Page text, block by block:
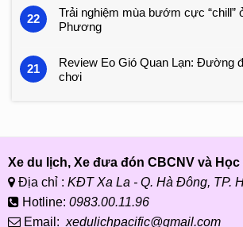
22
Trải nghiệm mùa bướm cực “chill”
Phương
21
Review Eo Gió Quan Lạn: Đường
chơi
Xe du lịch, Xe đưa đón CBCNV và
Địa chỉ : KĐT Xa La - Q. Hà Đông, TP.
Hotline: 0983.00.11.96
Email: xedulichpacific@gmail.com